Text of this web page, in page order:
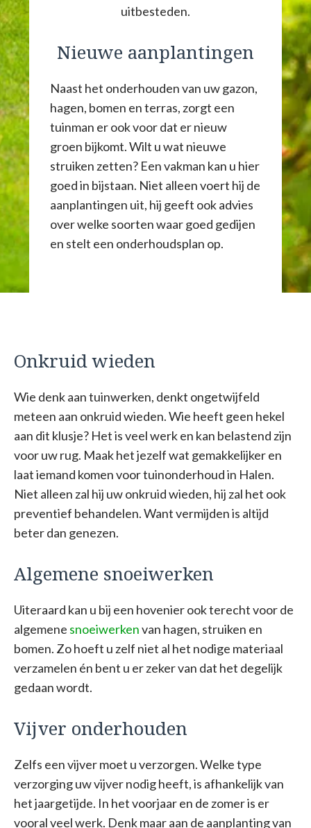
uitbesteden.
Nieuwe aanplantingen
Naast het onderhouden van uw gazon,
hagen, bomen en terras, zorgt een
tuinman er ook voor dat er nieuw
groen bijkomt. Wilt u wat nieuwe
struiken zetten? Een vakman kan u hier
goed in bijstaan. Niet alleen voert hij de
aanplantingen uit, hij geeft ook advies
over welke soorten waar goed gedijen
en stelt een onderhoudsplan op.
Onkruid wieden
Wie denk aan tuinwerken, denkt ongetwijfeld
meteen aan onkruid wieden. Wie heeft geen hekel
aan dit klusje? Het is veel werk en kan belastend zijn
voor uw rug. Maak het jezelf wat gemakkelijker en
laat iemand komen voor tuinonderhoud in Halen.
Niet alleen zal hij uw onkruid wieden, hij zal het ook
preventief behandelen. Want vermijden is altijd
beter dan genezen.
Algemene snoeiwerken
Uiteraard kan u bij een hovenier ook terecht voor de
algemene snoeiwerkenvan hagen, struiken en
bomen. Zo hoeft u zelf niet al het nodige materiaal
verzamelen én bent u er zeker van dat het degelijk
gedaan wordt.
Vijver onderhouden
Zelfs een vijver moet u verzorgen. Welke type
verzorging uw vijver nodig heeft, is afhankelijk van
het jaargetijde. In het voorjaar en de zomer is er
vooral veel werk. Denk maar aan de aanplanting van